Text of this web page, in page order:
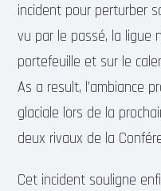
incident pour perturber
vu par le passé, la ligue
portefeuille et sur le
As a result, l’ambiance
glaciale lors de la
deux rivaux de la
Cet incident souligne